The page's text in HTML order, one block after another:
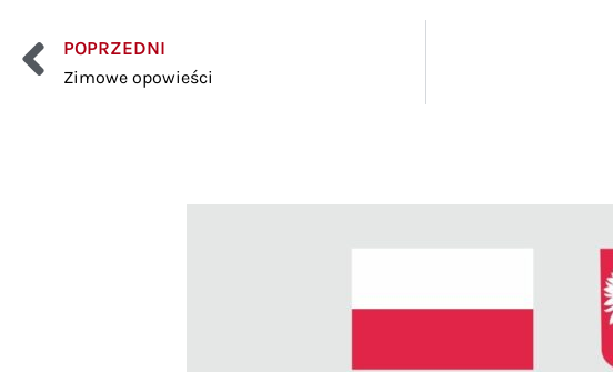
POPRZEDNI
Zimowe opowieści